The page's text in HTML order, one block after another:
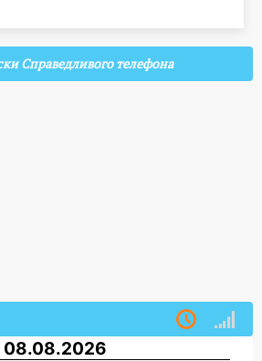
Справедливого телефона
08.08.2026